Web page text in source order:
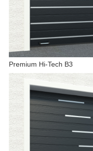
Premium Hi-Tech B3